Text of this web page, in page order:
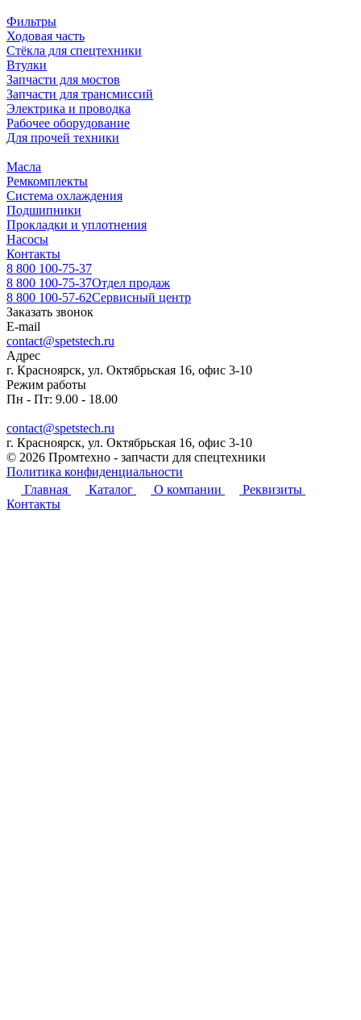
Фильтры
Ходовая часть
Стёкла для спецтехники
Втулки
Запчасти для мостов
Запчасти для трансмиссий
Электрика и проводка
Рабочее оборудование
Для прочей техники
Масла
Ремкомплекты
Система охлаждения
Подшипники
Прокладки и уплотнения
Насосы
Контакты
8 800 100-75-37
8 800 100-75-37Отдел продаж
8 800 100-57-62Сервисный центр
Заказать звонок
E-mail
contact@spetstech.ru
Адрес
г. Красноярск, ул. Октябрьская 16, офис 3-10
Режим работы
Пн - Пт: 9.00 - 18.00
contact@spetstech.ru
г. Красноярск, ул. Октябрьская 16, офис 3-10
© 2026 Промтехно - запчасти для спецтехники
Политика конфиденциальности
Главная
Каталог О компании
Реквизиты
Контакты